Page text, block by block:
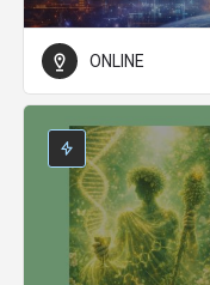
ONLINE